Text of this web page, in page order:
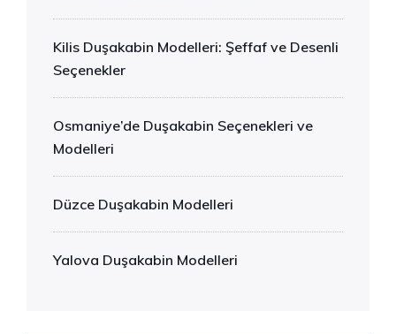
Kilis Duşakabin Modelleri: Şeffaf ve Desenli
Seçenekler
Osmaniye’de Duşakabin Seçenekleri ve
Modelleri
Düzce Duşakabin Modelleri
Yalova Duşakabin Modelleri